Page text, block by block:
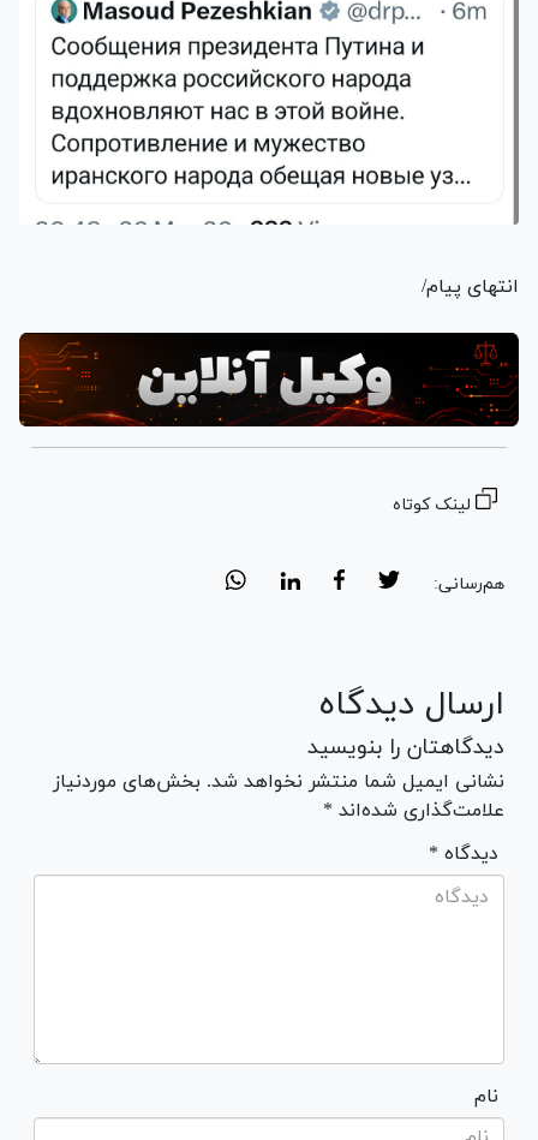
انتهای پیام/
لینک کوتاه
هم‌رسانی:
ارسال دیدگاه
دیدگاهتان را بنویسید
نشانی ایمیل شما منتشر نخواهد شد. بخش‌های موردنیاز
علامت‌گذاری شده‌اند *
* دیدگاه
نام